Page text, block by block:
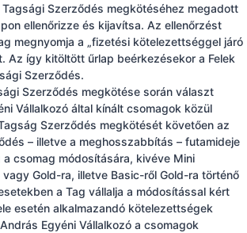
Szerződés megkötéséhez megadott
ellenőrizze és kijavítsa. Az ellenőrzést
megnyomja a „fizetési kötelezettséggel járó
Az így kitöltött űrlap beérkezésekor a Felek
Szerződés.
Szerződés megkötése során választ
Vállalkozó által kínált csomagok közül
Szerződés megkötését követően az
– illetve a meghosszabbítás – futamideje
csomag módosítására, kivéve Mini
Gold-ra, illetve Basic-ről Gold-ra történő
a Tag vállalja a módosítással kért
esetén alkalmazandó kötelezettségek
Egyéni Vállalkozó a csomagok